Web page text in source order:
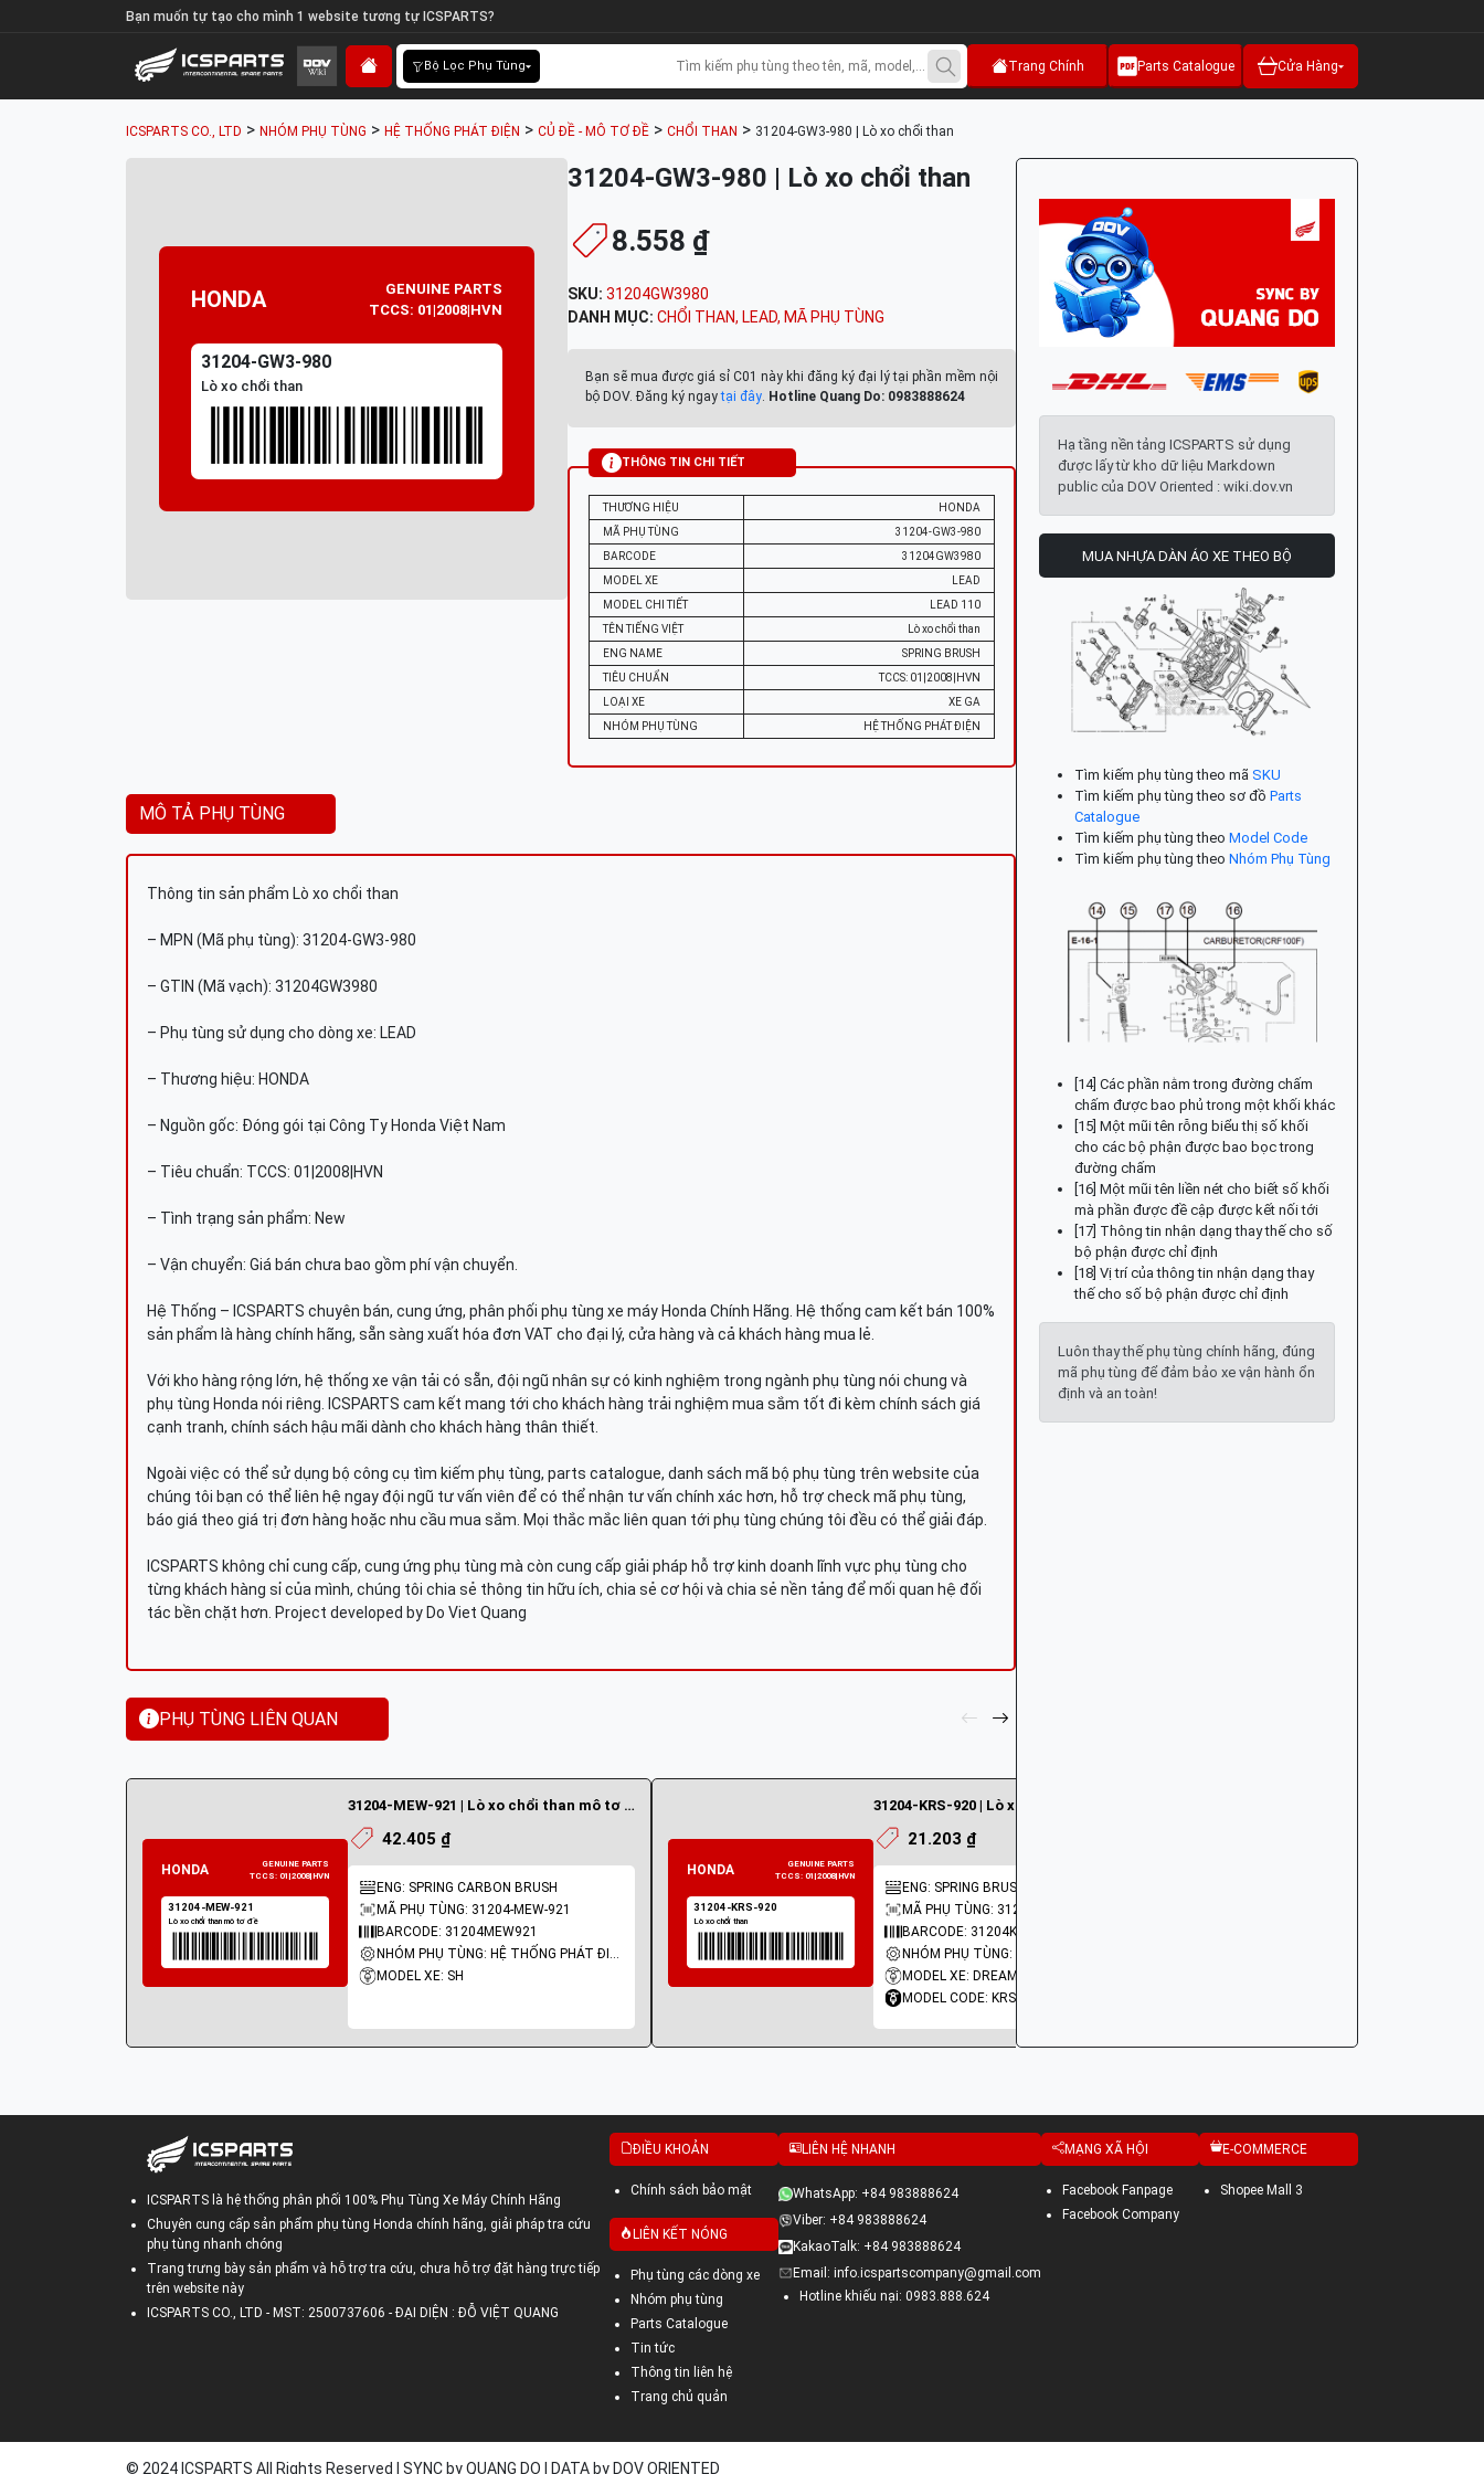
Bạn muốn tự tạo cho mình 1 website tương tự ICSPARTS?
Bộ Lọc Phụ Tùng Trang Chính Parts Catalogue Cửa Hàng
ICSPARTS CO., LTD > NHÓM PHỤ TÙNG > HỆ THỐNG PHÁT ĐIỆN > CỦ ĐỀ - MÔ TƠ ĐỀ > CHỔI THAN > 31204-GW3-980 | Lò xo chổi than
HONDA
GENUINE PARTS
TCCS: 01|2008|HVN
31204-GW3-980
Lò xo chổi than
31204-GW3-980 | Lò xo chổi than
8.558 ₫
SKU: 31204GW3980
DANH MỤC: CHỔI THAN, LEAD, MÃ PHỤ TÙNG
Bạn sẽ mua được giá sỉ C01 này khi đăng ký đại lý tại phần mềm nội
bộ DOV. Đăng ký ngaytại đây. Hotline Quang Do: 0983888624
THÔNG TIN CHI TIẾT
THƯƠNG HIỆU
HONDA
MÃ PHỤ TÙNG
31204-GW3-980
BARCODE
31204GW3980
MODEL XE
LEAD
MODEL CHI TIẾT
LEAD 110
TÊN TIẾNG VIỆT
Lò xo chổi than
ENG NAME
SPRING BRUSH
TIÊU CHUẨN
TCCS: 01|2008|HVN
LOẠI XE
XE GA
NHÓM PHỤ TÙNG
HỆ THỐNG PHÁT ĐIỆN
MÔ TẢ PHỤ TÙNG
Thông tin sản phẩm Lò xo chổi than
– MPN (Mã phụ tùng): 31204-GW3-980
– GTIN (Mã vạch): 31204GW3980
– Phụ tùng sử dụng cho dòng xe: LEAD
– Thương hiệu: HONDA
– Nguồn gốc: Đóng gói tại Công Ty Honda Việt Nam
– Tiêu chuẩn: TCCS: 01|2008|HVN
– Tình trạng sản phẩm: New
– Vận chuyển: Giá bán chưa bao gồm phí vận chuyển.
Hệ Thống – ICSPARTS chuyên bán, cung ứng, phân phối phụ tùng xe máy Honda Chính Hãng. Hệ thống cam kết bán 100%
sản phẩm là hàng chính hãng, sẵn sàng xuất hóa đơn VAT cho đại lý, cửa hàng và cả khách hàng mua lẻ.
Với kho hàng rộng lớn, hệ thống xe vận tải có sẵn, đội ngũ nhân sự có kinh nghiệm trong ngành phụ tùng nói chung và
phụ tùng Honda nói riêng. ICSPARTS cam kết mang tới cho khách hàng trải nghiệm mua sắm tốt đi kèm chính sách giá
cạnh tranh, chính sách hậu mãi dành cho khách hàng thân thiết.
Ngoài việc có thể sử dụng bộ công cụ tìm kiếm phụ tùng, parts catalogue, danh sách mã bộ phụ tùng trên website của
chúng tôi bạn có thể liên hệ ngay đội ngũ tư vấn viên để có thể nhận tư vấn chính xác hơn, hỗ trợ check mã phụ tùng,
báo giá theo giá trị đơn hàng hoặc nhu cầu mua sắm. Mọi thắc mắc liên quan tới phụ tùng chúng tôi đều có thể giải đáp.
ICSPARTS không chỉ cung cấp, cung ứng phụ tùng mà còn cung cấp giải pháp hỗ trợ kinh doanh lĩnh vực phụ tùng cho
từng khách hàng sỉ của mình, chúng tôi chia sẻ thông tin hữu ích, chia sẻ cơ hội và chia sẻ nền tảng để mối quan hệ đối
tác bền chặt hơn. Project developed by Do Viet Quang
PHỤ TÙNG LIÊN QUAN
31204-MEW-921 | Lò xo chổi than mô tơ đề
42.405 ₫
ENG: SPRING CARBON BRUSH
MÃ PHỤ TÙNG: 31204-MEW-921
BARCODE: 31204MEW921
NHÓM PHỤ TÙNG: HỆ THỐNG PHÁT ĐIỆN
MODEL XE: SH
31204-KRS-920 | Lò xo chổi than
21.203 ₫
ENG: SPRING BRUSH
MÃ PHỤ TÙNG: 31204-KRS-920
BARCODE: 31204KRS920
MODEL XE: DREAM, WAVE
MODEL CODE: KRS
Hạ tầng nền tảng ICSPARTS sử dụng
được lấy từ kho dữ liệu Markdown
public của DOV Oriented : wiki.dov.vn
MUA NHỰA DÀN ÁO XE THEO BỘ
Tìm kiếm phụ tùng theo mã SKU
Tìm kiếm phụ tùng theo sơ đồ Parts
Catalogue
Tìm kiếm phụ tùng theo Model Code
Tìm kiếm phụ tùng theo Nhóm Phụ Tùng
[14] Các phần nằm trong đường chấm
chấm được bao phủ trong một khối khác
[15] Một mũi tên rỗng biểu thị số khối
cho các bộ phận được bao bọc trong
đường chấm
[16] Một mũi tên liền nét cho biết số khối
mà phần được đề cập được kết nối tới
[17] Thông tin nhận dạng thay thế cho số
bộ phận được chỉ định
[18] Vị trí của thông tin nhận dạng thay
thế cho số bộ phận được chỉ định
Luôn thay thế phụ tùng chính hãng, đúng
mã phụ tùng để đảm bảo xe vận hành ổn
định và an toàn!
ICSPARTS là hệ thống phân phối 100% Phụ Tùng Xe Máy Chính Hãng
Chuyên cung cấp sản phẩm phụ tùng Honda chính hãng, giải pháp tra cứu
phụ tùng nhanh chóng
Trang trưng bày sản phẩm và hỗ trợ tra cứu, chưa hỗ trợ đặt hàng trực tiếp
trên website này
ICSPARTS CO., LTD - MST: 2500737606 - ĐẠI DIỆN : ĐỖ VIỆT QUANG
ĐIỀU KHOẢN
Chính sách bảo mật
LIÊN KẾT NÓNG
Phụ tùng các dòng xe
Nhóm phụ tùng
Parts Catalogue
Tin tức
Thông tin liên hệ
Trang chủ quản
LIÊN HỆ NHANH
WhatsApp: +84 983888624
Viber: +84 983888624
KakaoTalk: +84 983888624
Email: info.icspartscompany@gmail.com
Hotline khiếu nại: 0983.888.624
MẠNG XÃ HỘI
Facebook Fanpage
Facebook Company
E-COMMERCE
Shopee Mall 3
© 2024 ICSPARTS All Rights Reserved | SYNC by QUANG DO | DATA by DOV ORIENTED